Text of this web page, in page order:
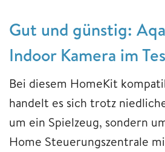
Gut und günstig:
Indoor Kamera im
Bei diesem HomeKit
handelt es sich trotz
um ein Spielzeug, sondern
Home Steuerungszentrale